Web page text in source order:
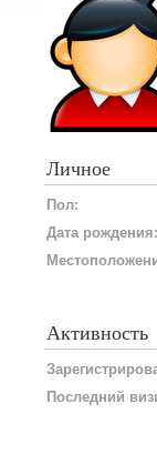
Личное
Пол:
Дата рождения:
Активность
Последний